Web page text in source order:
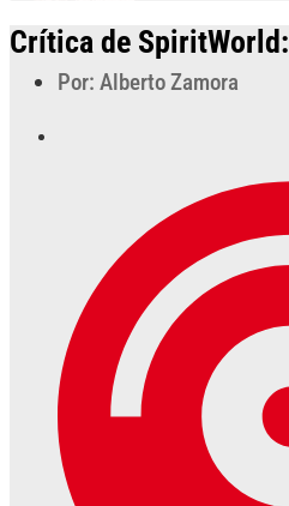
Crítica de
Por: Alberto Zamora